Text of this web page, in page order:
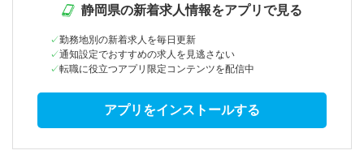
静岡県の新着求人情報をアプリで見る
勤務地別の新着求人を毎日更新
通知設定でおすすめの求人を見逃さない
転職に役立つアプリ限定コンテンツを配信中
アプリをインストールする